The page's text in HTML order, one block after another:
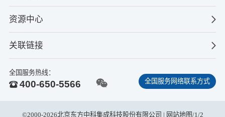
资源中心
关联链接
全国服务热线：
400-650-5566 全国服务网络联系方式
©2000-2026北京东方中科集成科技股份有限公司 | 网站地图/1 /2